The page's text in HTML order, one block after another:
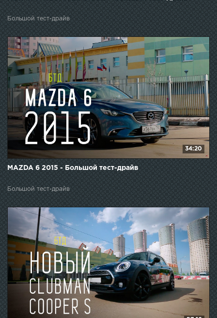
Большой тест-драйв
34:20
MAZDA 6 2015 - Большой тест-драйв
Большой тест-драйв